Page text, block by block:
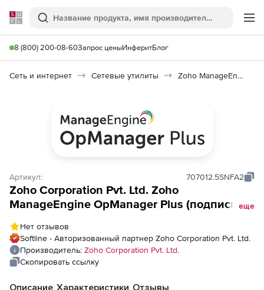
Softline
Поиск
8 (800) 200-08-60Запрос ценыИнферитБлог
Сеть и интернет Сетевые утилиты Zoho ManageEngine OpManager Plus
Артикул: 707012.5SNFA2
Zoho Corporation Pvt. Ltd. Zoho
ManageEngine OpManager Plus (подпискаеще
Нет отзывов
Softline - Авторизованный партнер Zoho Corporation Pvt. Ltd.
Производитель: Zoho Corporation Pvt. Ltd.
Скопировать ссылку
Описание Характеристики Отзывы